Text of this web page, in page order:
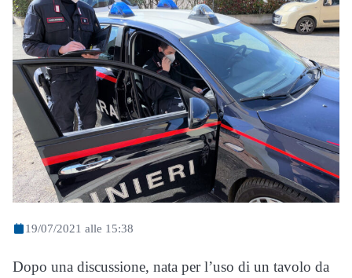
19/07/2021 alle 15:38
Dopo una discussione, nata per l’uso di un tavolo da